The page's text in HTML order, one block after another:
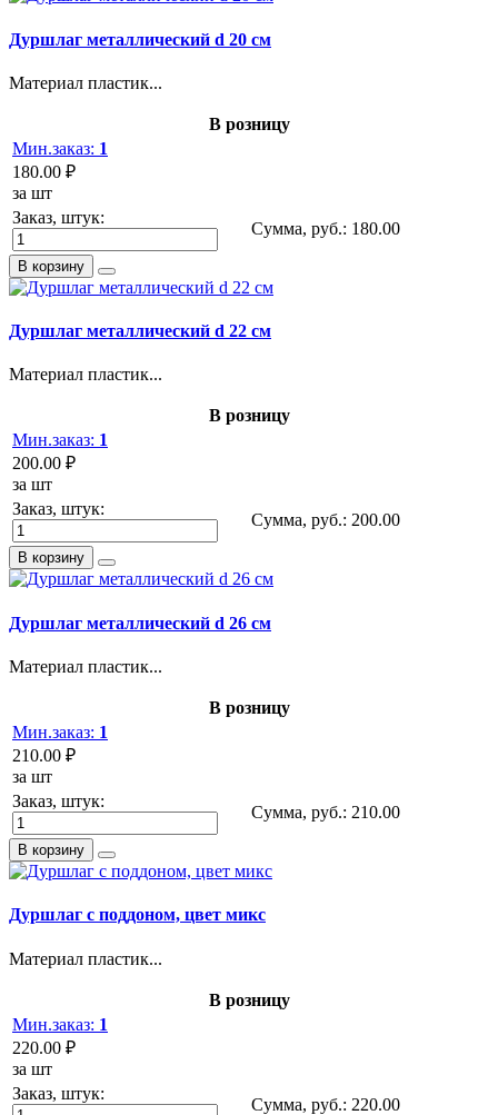
Дуршлаг металлический d 20 см
Материал пластик...
В розницу
Мин.заказ: 1
180.00 ₽
за шт
Заказ, штук:
Сумма, руб.: 180.00
В корзину
Дуршлаг металлический d 22 см
Материал пластик...
В розницу
Мин.заказ: 1
200.00 ₽
за шт
Заказ, штук:
Сумма, руб.: 200.00
В корзину
Дуршлаг металлический d 26 см
Материал пластик...
В розницу
Мин.заказ: 1
210.00 ₽
за шт
Заказ, штук:
Сумма, руб.: 210.00
В корзину
Дуршлаг с поддоном, цвет микс
Материал пластик...
В розницу
Мин.заказ: 1
220.00 ₽
за шт
Заказ, штук:
Сумма, руб.: 220.00